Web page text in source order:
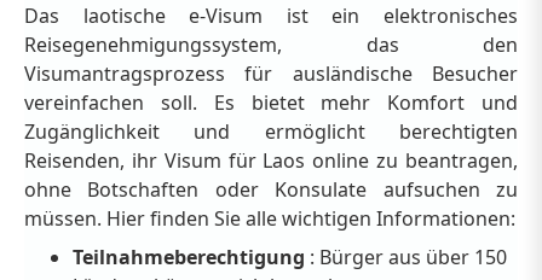
Das laotische e-Visum ist ein elektronisches
Reisegenehmigungssystem, das den
Visumantragsprozess für ausländische Besucher
vereinfachen soll. Es bietet mehr Komfort und
Zugänglichkeit und ermöglicht berechtigten
Reisenden, ihr Visum für Laos online zu beantragen,
ohne Botschaften oder Konsulate aufsuchen zu
müssen. Hier finden Sie alle wichtigen Informationen:
Teilnahmeberechtigung : Bürger aus über 150